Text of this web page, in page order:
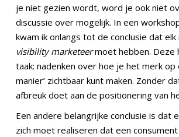
je niet gezien wordt, word je ook niet
discussie over mogelijk. In een
kwam ik onlangs tot de conclusie dat elk
visibility marketeermoet hebben. Deze
taak: nadenken over hoe je het merk op
manier’ zichtbaar kunt maken. Zonder
afbreuk doet aan de positionering van
Een andere belangrijke conclusie is dat
zich moet realiseren dat een